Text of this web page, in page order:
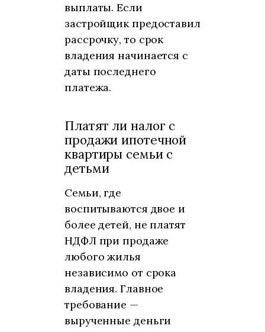
выплаты. Если
застройщик предоставил
рассрочку, то срок
владения начинается с
даты последнего
платежа.
Платят ли налог с
продажи ипотечной
квартиры семьи с
детьми
Семьи, где
воспитываются двое и
более детей, не платят
НДФЛ при продаже
любого жилья
независимо от срока
владения. Главное
требование —
вырученные деньги